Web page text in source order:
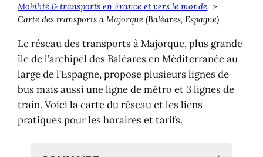
Mobilité & transports en France et vers le monde
Carte des transports à Majorque (Baléares, Espagne)
Le réseau des transports à Majorque, plus grande
île de l’archipel des Baléares en Méditerranée au
large de l’Espagne, propose plusieurs lignes de
bus mais aussi une ligne de métro et 3 lignes de
train. Voici la carte du réseau et les liens
pratiques pour les horaires et tarifs.